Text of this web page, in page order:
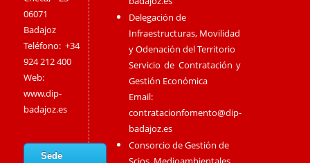
06071
Badajoz
Teléfono: +34
924 212 400
Web:
www.dip-
badajoz.es
Sede
Delegación de
Infraestructuras, Movilidad
y Odenación del Territorio
Servicio de Contratación y
Gestión Económica
Email:
contratacionfomento@dip-
badajoz.es
Consorcio de Gestión de